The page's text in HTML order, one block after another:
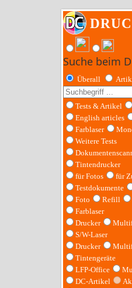
Suche beim
Überall
Tests & Artikel
English articles
Farblaser
Weitere Tests
Tintendrucker
für Fotos
für
Testdokumente
Foto
Refill
Farblaser
Drucker
S/W-Laser
Drucker
Tintengeräte
LFP-Office
DC-Artikel